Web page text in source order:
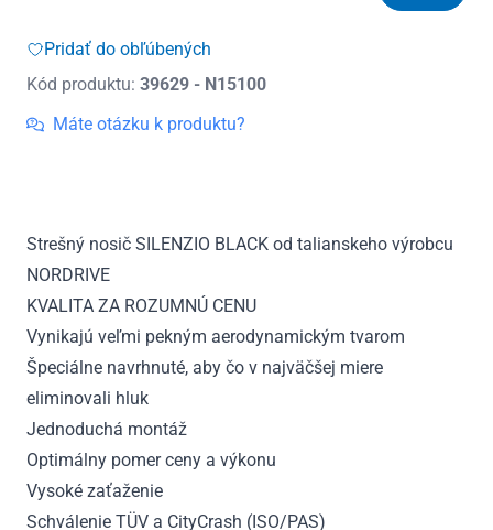
Silenzio
Strešný
nosič
2017
-
2020
Pridať do obľúbených
Kód produktu: 39629 - N15100
Máte otázku k produktu?
Strešný nosič SILENZIO BLACK od talianskeho výrobcu
NORDRIVE
KVALITA ZA ROZUMNÚ CENU
Vynikajú veľmi pekným aerodynamickým tvarom
Špeciálne navrhnuté, aby čo v najväčšej miere
eliminovali hluk
Jednoduchá montáž
Optimálny pomer ceny a výkonu
Vysoké zaťaženie
Schválenie TÜV a CityCrash (ISO/PAS)